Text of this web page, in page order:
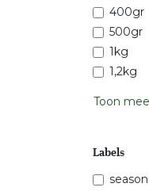
400gr
500gr
1kg
1,2kg
Toon
Labels